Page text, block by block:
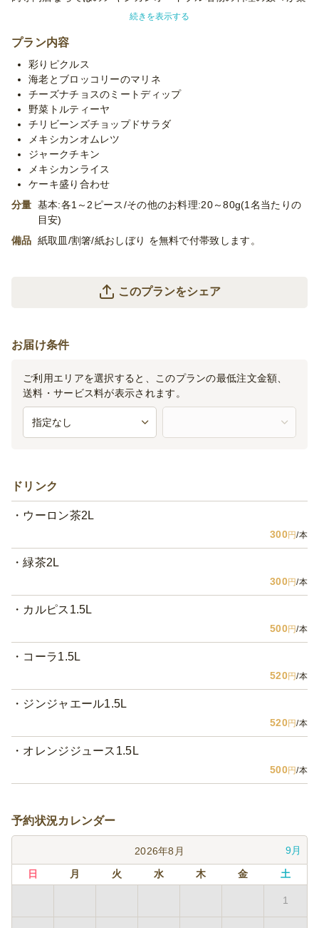
しめるライトなプランです。ケータリングに慣れている方にこそ
パーティーにぴったりです。迫力満点ながら、リーズナブルな価
格で楽しめます。
※使い捨て容器でお届けするデリバリープランです。設置・配
膳・撤収等のサービスはついておりません。
※「10卓に配置」などお客様ご指定の数の卓に配置する場合、
追加容器代金をいただいたり、容器が変更になる場合がございま
す。予めご了承くださいませ。
※季節毎の仕入れによりメニューが変わる場合がございます。予
めご了承ください。
※プランに記載のあるメニュー以外もご対応が可能です。お気軽
に御相談ください。
続きを表示する
プラン内容
彩りピクルス
海老とブロッコリーのマリネ
チーズナチョスのミートディップ
野菜トルティーヤ
チリビーンズチョップドサラダ
メキシカンオムレツ
ジャークチキン
メキシカンライス
ケーキ盛り合わせ
分量 基本:各1～2ピース/その他のお料理:20～80g(1名当たりの
目安)
備品 紙取皿/割箸/紙おしぼり を無料で付帯致します。
このプランをシェア
お届け条件
ご利用エリアを選択すると、このプランの最低注文金額、
送料・サービス料が表示されます。
ドリンク
ウーロン茶2L
300円/本
緑茶2L
300円/本
カルピス1.5L
500円/本
コーラ1.5L
520円/本
ジンジャエール1.5L
520円/本
オレンジジュース1.5L
500円/本
予約状況カレンダー
2026年8月 9月
日 月 火 水 木 金 土
1